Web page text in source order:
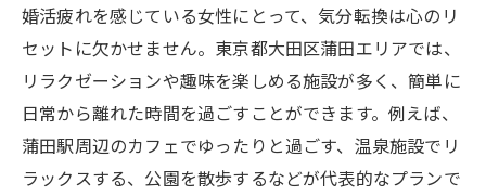
婚活疲れを感じている女性にとって、気分転換は心のリ
セットに欠かせません。東京都大田区蒲田エリアでは、
リラクゼーションや趣味を楽しめる施設が多く、簡単に
日常から離れた時間を過ごすことができます。例えば、
蒲田駅周辺のカフェでゆったりと過ごす、温泉施設でリ
ラックスする、公園を散歩するなどが代表的なプランで